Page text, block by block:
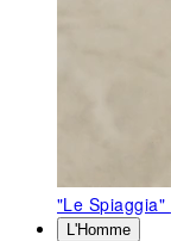
"Le Spiaggia"
L'Homme